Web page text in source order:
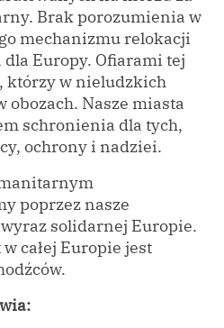
Brak porozumienia w
mechanizmu relokacji
Europy. Ofiarami tej
którzy w nieludzkich
Nasze miasta
schronienia dla tych,
ochrony i nadziei.
poprzez nasze
solidarnej Europie.
całej Europie jest